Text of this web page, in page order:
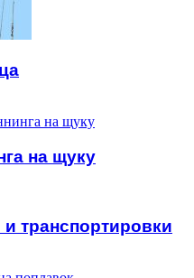
на щуку
транспортировки